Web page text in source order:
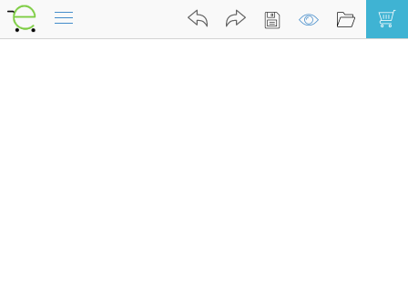
Kreator Koszulek